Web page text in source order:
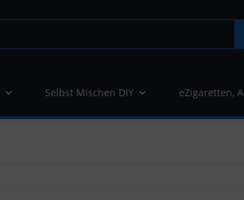
Selbst Mischen DIY eZigaretten,